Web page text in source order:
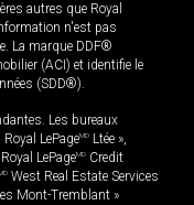
autres que Royal
n'est pas
La marque DDF®
(ACI) et identifie le
(SDD®).
Les bureaux
LePageMD Ltée »,
Royal LePageMD Credit
West Real Estate Services
Mont-Tremblant »